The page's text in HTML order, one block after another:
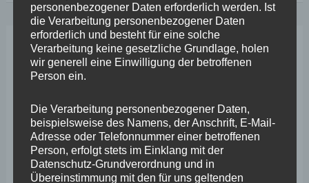
Problematik
des
Lastkraftverkehrs
wirkt
auch
auf
die
Kommunen
Dez.
7
personenbezogener Daten erforderlich werden. Ist
die Verarbeitung personenbezogener Daten
erforderlich und besteht für eine solche
Verarbeitung keine gesetzliche Grundlage, holen
wir generell eine Einwilligung der betroffenen
Person ein.
Die Verarbeitung personenbezogener Daten,
beispielsweise des Namens, der Anschrift, E-Mail-
Adresse oder Telefonnummer einer betroffenen
Person, erfolgt stets im Einklang mit der
Datenschutz-Grundverordnung und in
Übereinstimmung mit den für uns geltenden